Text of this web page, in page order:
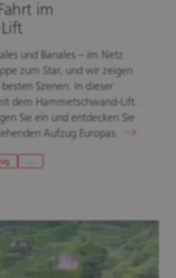
im
und Banales – im Netz
zum Star, und wir zeigen
Szenen. In dieser
dem Hammetschwand-Lift.
Sie ein und entdecken Sie
Aufzug Europas.